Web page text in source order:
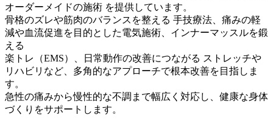
オーダーメイドの施術 を提供しています。
骨格のズレや筋肉のバランスを整える 手技療法、痛みの軽
減や血流促進を目的とした電気施術、インナーマッスルを鍛
える
楽トレ（EMS）、日常動作の改善につながる ストレッチや
リハビリなど、多角的なアプローチで根本改善を目指しま
す。
急性の痛みから慢性的な不調まで幅広く対応し、健康な身体
づくりをサポートします。